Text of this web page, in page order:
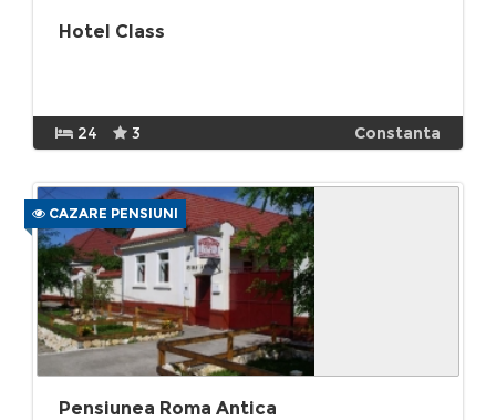
Hotel Class
24 3 Constanta
CAZARE PENSIUNI
Pensiunea Roma Antica